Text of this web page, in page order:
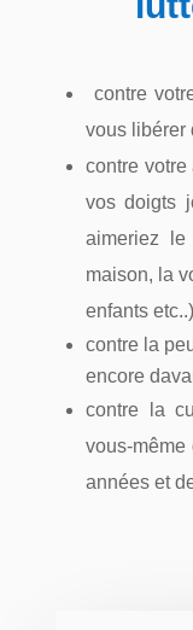
contre
vous libérer
contre
vos doigts
aimeriez
maison, la
enfants etc..)
contre la
encore
contre la
vous-
années et